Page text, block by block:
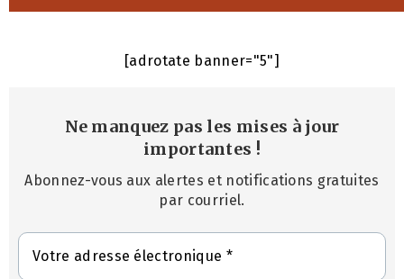
[adrotate banner="5"]
Ne manquez pas les mises à jour
importantes !
Abonnez-vous aux alertes et notifications gratuites
par courriel.